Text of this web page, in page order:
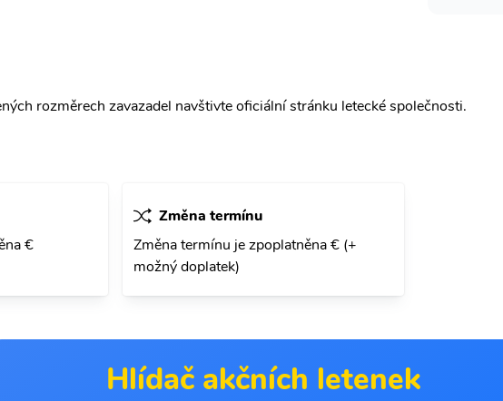
rozměrech zavazadel navštivte oficiální stránku letecké společnosti.
€
Změna termínu
Změna termínu je zpoplatněna € (+
možný doplatek)
Hlídač akčních letenek